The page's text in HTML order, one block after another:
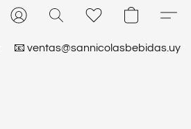
📧 ventas@sannicolasbebidas.uy